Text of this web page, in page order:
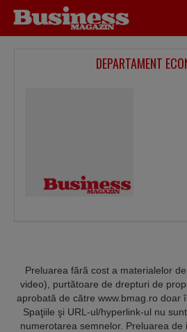
DEPARTAMENT
Preluarea fără cost a materialelor
video), purtătoare de drepturi de
aprobată de către www.bmag.ro doar
Spaţiile şi URL-ul/hyperlink-ul nu
numerotarea semnelor. Preluarea de